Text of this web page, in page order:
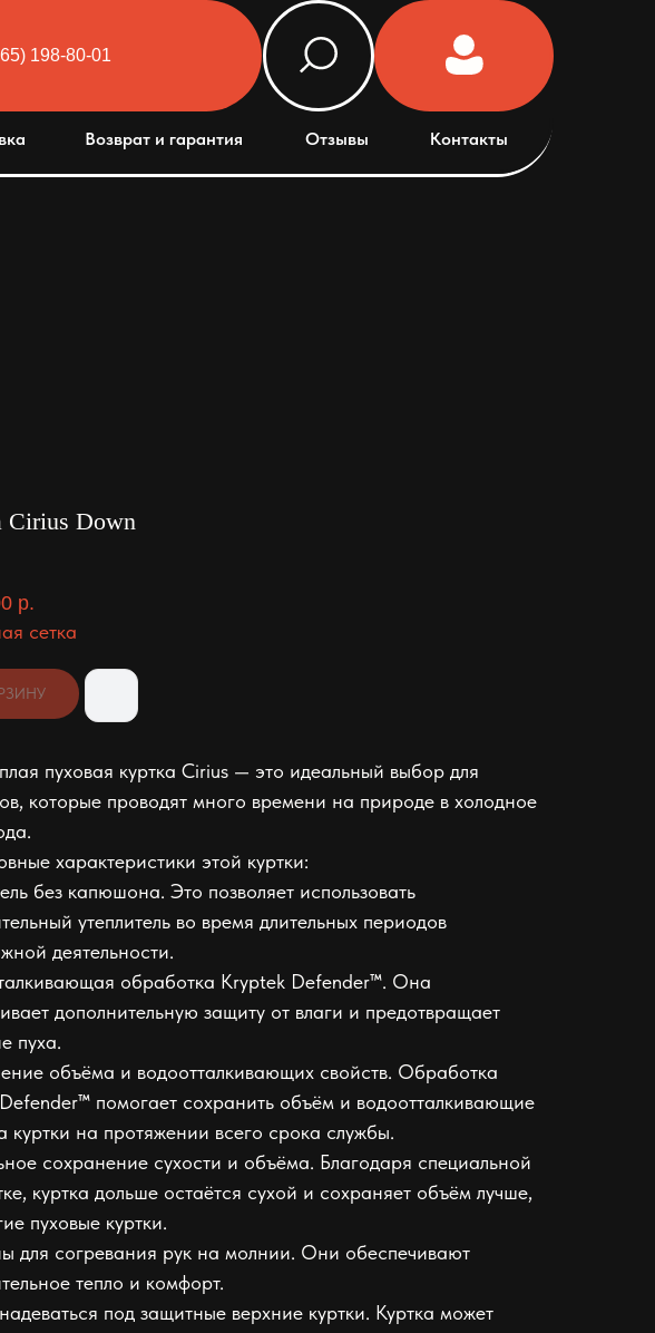
198-80-01
Возврат и гарантия Отзывы Контакты
Cirius Down
р.
сетка
пуховая куртка Cirius — это идеальный выбор для
которые проводят много времени на природе в холодное
характеристики этой куртки:
без капюшона. Это позволяет использовать
утеплитель во время длительных периодов
деятельности.
обработка Kryptek Defender™. Она
дополнительную защиту от влаги и предотвращает
пуха.
объёма и водоотталкивающих свойств. Обработка
помогает сохранить объём и водоотталкивающие
куртки на протяжении всего срока службы.
сохранение сухости и объёма. Благодаря специальной
куртка дольше остаётся сухой и сохраняет объём лучше,
пуховые куртки.
для согревания рук на молнии. Они обеспечивают
тепло и комфорт.
под защитные верхние куртки. Куртка может